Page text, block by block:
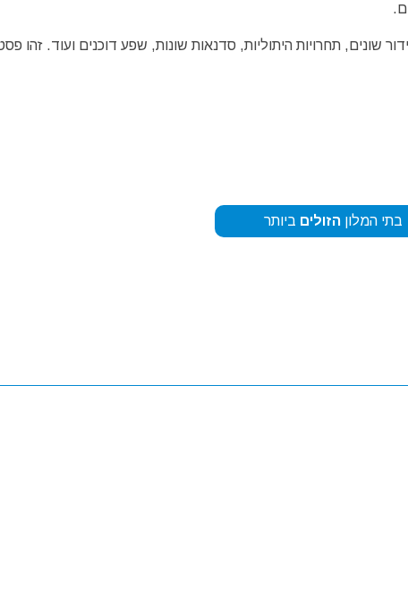
שונים, תחרויות היתוליות, סדנאות שונות, שפע דוכנים ועוד. זהו
בתי המלוןהזולים ביותר